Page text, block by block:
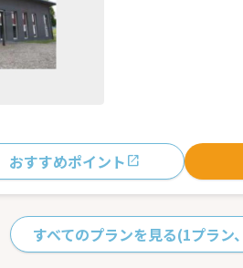
おすすめポイント
すべてのプランを見る(1プラン